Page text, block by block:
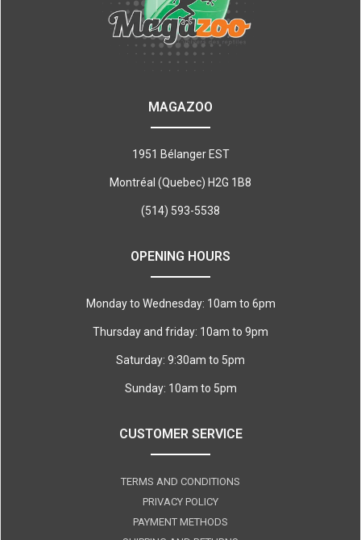
MAGAZOO
1951 Bélanger EST
Montréal (Quebec) H2G 1B8
(514) 593-5538
OPENING HOURS
Monday to Wednesday: 10am to 6pm
Thursday and friday: 10am to 9pm
Saturday: 9:30am to 5pm
Sunday: 10am to 5pm
CUSTOMER SERVICE
TERMS AND CONDITIONS
PRIVACY POLICY
PAYMENT METHODS